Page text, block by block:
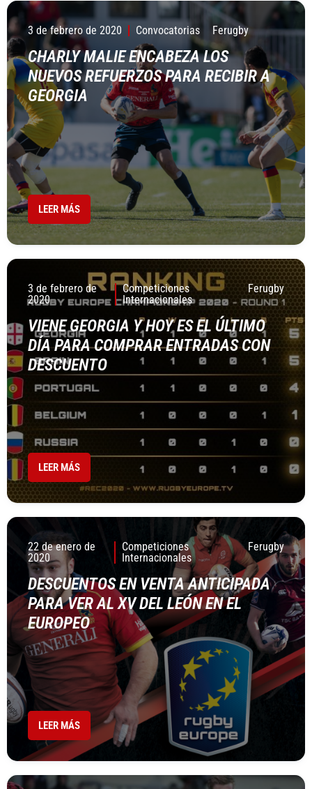
3 de febrero de 2020 Convocatorias Ferugby
CHARLY MALIE ENCABEZA LOS
NUEVOS REFUERZOS PARA RECIBIR A
GEORGIA
LEER MÁS
3 de febrero de
2020
Competiciones
Internacionales
Ferugby
VIENE GEORGIA Y HOY ES EL ÚLTIMO
DÍA PARA COMPRAR ENTRADAS CON
DESCUENTO
LEER MÁS
22 de enero de
2020
Competiciones
Internacionales
Ferugby
DESCUENTOS EN VENTA ANTICIPADA
PARA VER AL XV DEL LEÓN EN EL
EUROPEO
LEER MÁS